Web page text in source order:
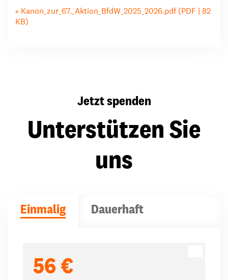
Kanon_zur_67._Aktion_BfdW_2025_2026.pdf (PDF | 82
KB)
Jetzt spenden
Unterstützen Sie
uns
Einmalig Dauerhaft
56 €